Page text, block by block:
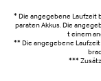
* Die angegebene Laufzeit
paraten Akkus. Die
t einem
** Die angegebene
***